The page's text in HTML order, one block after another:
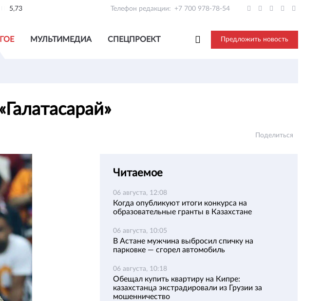
5,73 Телефон редакции: +7 700 978-78-54
МУЛЬТИМЕДИА СПЕЦПРОЕКТ Предложить новость
Поделиться
Читаемое
06 августа, 12:08
Когда опубликуют итоги конкурса на
образовательные гранты в Казахстане
06 августа, 10:05
В Астане мужчина выбросил спичку на
парковке — сгорел автомобиль
06 августа, 10:18
Обещал купить квартиру на Кипре:
казахстанца экстрадировали из Грузии за
мошенничество